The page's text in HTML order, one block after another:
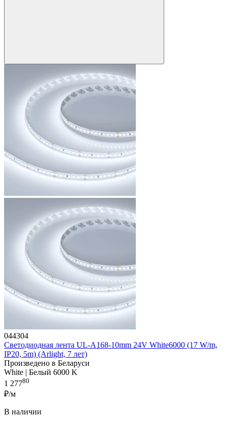
044304
Светодиодная лента UL-A168-10mm 24V White6000 (17 W/m,
IP20, 5m) (Arlight, 7 лет)
Произведено в Беларуси
White | Белый 6000 K
1 27780
₽/м
В наличии